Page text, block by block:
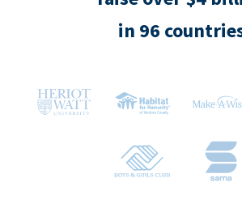
in 96